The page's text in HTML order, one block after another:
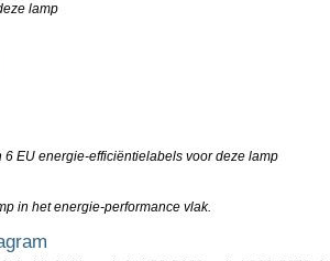
lamp
6 EU energie-efficiëntielabels voor deze lamp
in het energie-performance vlak.